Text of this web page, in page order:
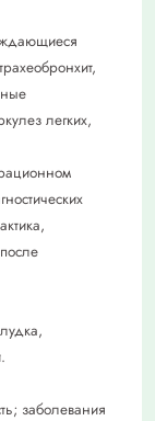
легких,
заболевания